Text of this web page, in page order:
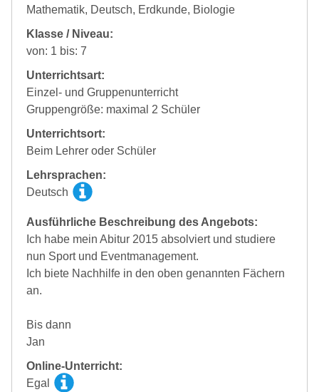
Mathematik, Deutsch, Erdkunde, Biologie
Klasse / Niveau:
von: 1 bis: 7
Unterrichtsart:
Einzel- und Gruppenunterricht
Gruppengröße: maximal 2 Schüler
Unterrichtsort:
Beim Lehrer oder Schüler
Lehrsprachen:
Deutsch
Ausführliche Beschreibung des Angebots:
Ich habe mein Abitur 2015 absolviert und studiere
nun Sport und Eventmanagement.
Ich biete Nachhilfe in den oben genannten Fächern
an.
Bis dann
Jan
Online-Unterricht:
Egal